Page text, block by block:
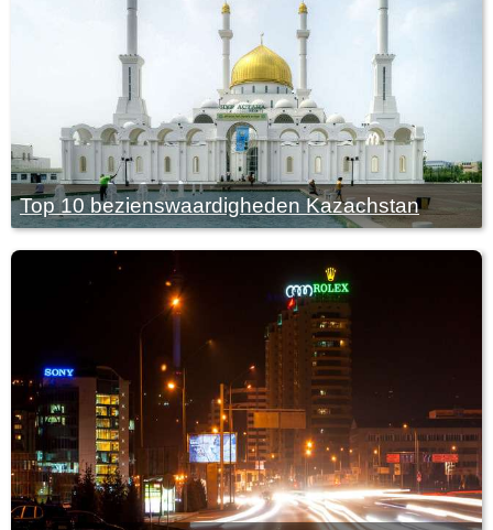
Top 10 bezienswaardigheden Kazachstan